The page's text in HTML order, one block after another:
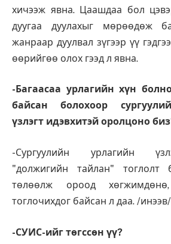
хичээж явна. Цаашдаа бол
дуугаа дуулахыг мөрөөдөж
жанраар дуулвал зүгээр үү
өөрийгөө олох гээд л явна.
-Багаасаа урлагийн хүн
байсан болохоор
үзлэгт идэвхитэй оролцоно
-Сургуулийн урлагийн
"должигийн тайлан" тоглолт
төлөөлж ороод
тоглочихдог байсан л даа. /инээв/
-СУИС-ийг төгссөн үү?